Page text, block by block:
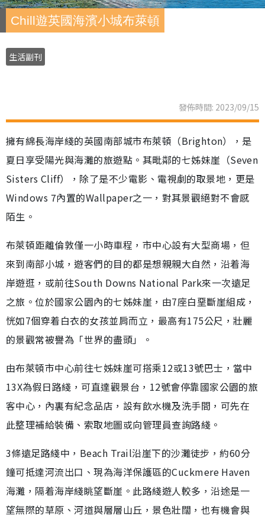
Chill遊英國海濱小城布萊頓
生活副刊
發佈時間: 2023/09/15
擁有綿長海岸綫的英國南部城市布萊頓（Brighton），是
夏日享受陽光與海灘的旅遊點。其毗鄰的七姊妹崖（Seven
Sisters Cliff），除了是不少電影、電視劇的取景地，更是
Windows 7內置的Wallpaper之一，對其景觀絕對不會感
陌生。
布萊頓距離倫敦僅一小時車程，市中心設有大型商場，但
來到南部小城，遊客們的目的都是想親親大自然，沿着海
岸遊逛，或前往South Downs National Park來一次遠足
之旅。位於國家公園內的七姊妹崖，由7座白堊斷崖組成，
恍如7個穿着白衣的女孩並肩而立，最高有175公尺，壯麗
的景觀常被譽為「世界的盡頭」。
由布萊頓市中心前往七姊妹崖可搭乘12或13號巴士，當中
13X為假日路綫，可直達觀景台，12號會停靠國家公園的旅
客中心，內裏有紀念品店，設有飲水機及洗手間，可先在
此整理補給裝備、索取地圖或向管理員查詢路綫。
3條遠足路綫中，Beach Trail沿崖下的沙灘徒步，約60分
鐘可抵達河流出口、現為海洋保護區的Cuckmere Haven
海灘，隔着海岸綫眺望斷崖。此路綫遊人較多，沿途是一
望無際的草原、河道與層層山丘，景色壯闊，也有機會與